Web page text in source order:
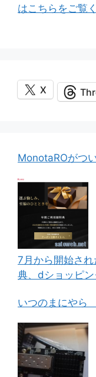
はこちらをご覧
X
MonotaROがつ
7月から開始さ
典、dショッピン
いつのまにやら